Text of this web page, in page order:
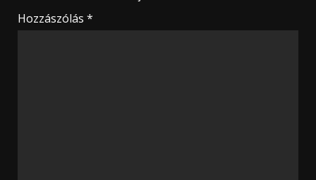
Hozzászólás *